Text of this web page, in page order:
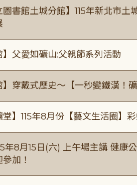
圖書館土城分館】115年新北市
】父愛如礦山:父親節系列活動
】穿戴式歷史〜【一秒變鐵漢！
堂】115年8月份【藝文生活圈】
年8月15日(六) 上午場主講 健康
加！